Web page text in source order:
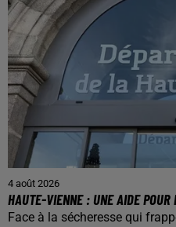
4 août 2026
HAUTE-VIENNE : UNE AIDE POUR
Face à la sécheresse qui